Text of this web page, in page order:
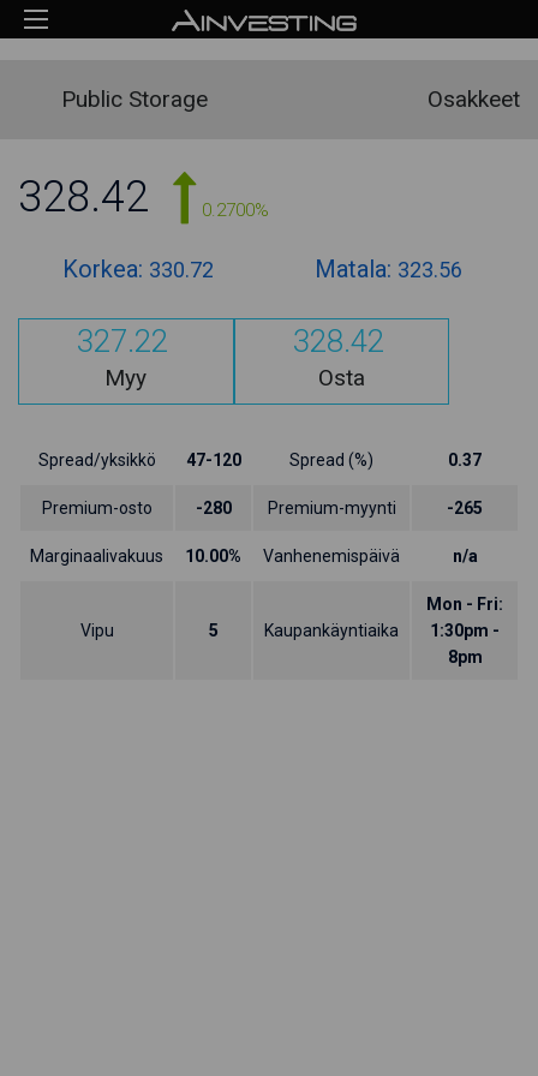
Public Storage Osakkeet
328.42 0.2700%
Korkea: 330.72 Matala: 323.56
327.22
Myy
328.42
Osta
Spread/yksikkö 47-120 Spread (%) 0.37
Premium-osto -280 Premium-myynti -265
Marginaalivakuus 10.00% Vanhenemispäivä n/a
Vipu 5 Kaupankäyntiaika
Mon - Fri:
1:30pm -
8pm